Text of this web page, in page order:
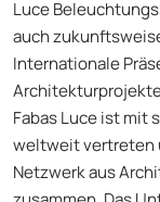
Luce
auch
Internationale
Fabas Luce ist mit
weltweit vertreten
Netzwerk aus